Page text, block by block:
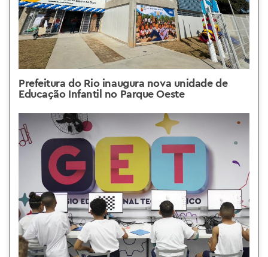
Prefeitura do Rio inaugura nova unidade de
Educação Infantil no Parque Oeste